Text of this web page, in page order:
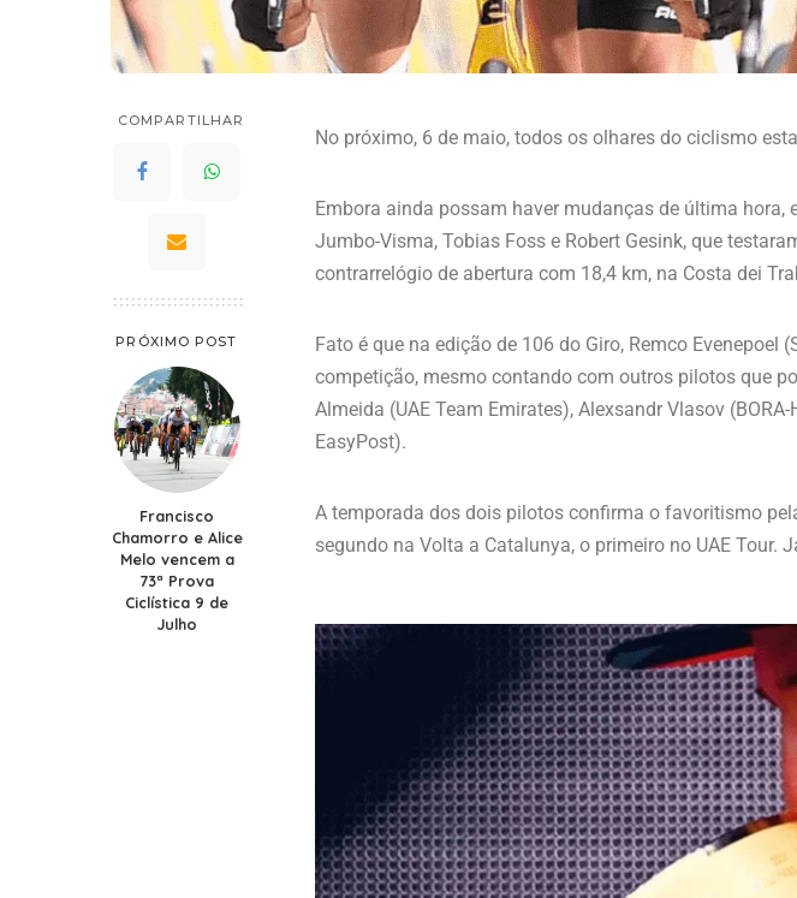
COMPARTILHAR
PRÓXIMO POST
Francisco
Chamorro e Alice
Melo vencem a
73ª Prova
Ciclística 9 de
Julho
No próximo, 6 de maio, todos os olhares do ciclismo
Embora ainda possam haver mudanças de última
Jumbo-Visma, Tobias Foss e Robert Gesink, que
contrarrelógio de abertura com 18,4 km, na Costa dei
Fato é que na edição de 106 do Giro, Remco
competição, mesmo contando com outros pilotos que
Almeida (UAE Team Emirates), Alexsandr Vlasov
EasyPost).
A temporada dos dois pilotos confirma o favoritismo
segundo na Volta a Catalunya, o primeiro no UAE Tour.